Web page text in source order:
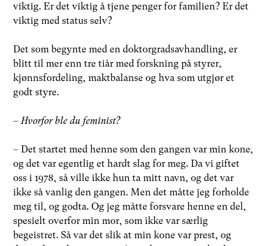
viktig. Er det viktig å tjene penger for familien? Er det
viktig med status selv?
Det som begynte med en doktorgradsavhandling, er
blitt til mer enn tre tiår med forskning på styrer,
kjønnsfordeling, maktbalanse og hva som utgjør et
godt styre.
–Hvorfor ble du feminist?
– Det startet med henne som den gangen var min kone,
og det var egentlig et hardt slag for meg. Da vi giftet
oss i 1978, så ville ikke hun ta mitt navn, og det var
ikke så vanlig den gangen. Men det måtte jeg forholde
meg til, og godta. Og jeg måtte forsvare henne en del,
spesielt overfor min mor, som ikke var særlig
begeistret. Så var det slik at min kone var prest, og